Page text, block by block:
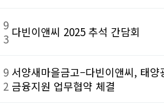
9
3 다빈이앤씨 2025 추석 간담회
9
2
서양새마을금고–다빈이앤씨, 태양
금융지원 업무협약 체결